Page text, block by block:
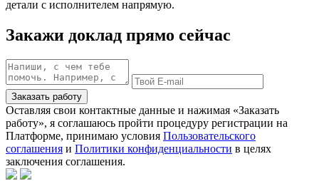
детали с исполнителем напрямую.
Закажи доклад прямо сейчас
Заказать работу
Оставляя свои контактные данные и нажимая «Заказать
работу», я соглашаюсь пройти процедуру регистрации на
Платформе, принимаю условия Пользовательского
соглашения и Политики конфиденциальности в целях
заключения соглашения.